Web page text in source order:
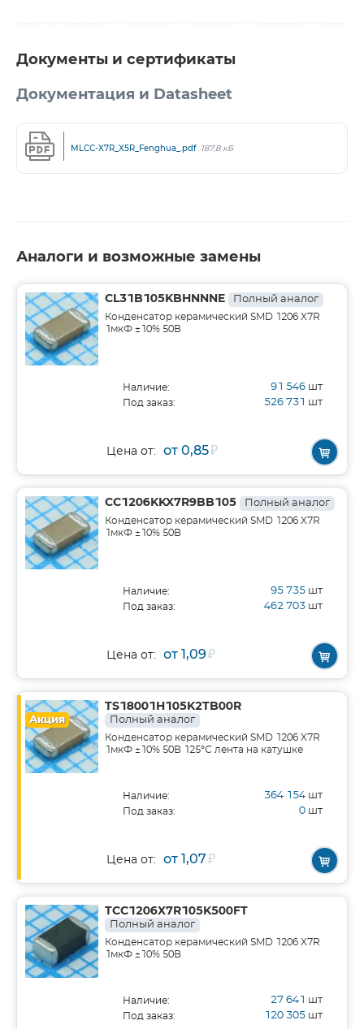
Документы и сертификаты
Документация и Datasheet
MLCC-X7R_X5R_Fenghua_.pdf 187,8 кБ
Аналоги и возможные замены
CL31B105KBHNNNE Полный аналог
Конденсатор керамический SMD 1206 X7R
1мкФ ±10% 50В
Наличие: 91 546 шт
Под заказ: 526 731 шт
Цена от: от 0,85₽
CC1206KKX7R9BB105 Полный аналог
Конденсатор керамический SMD 1206 X7R
1мкФ ±10% 50В
Наличие: 95 735 шт
Под заказ: 462 703 шт
Цена от: от 1,09₽
Акция
TS18001H105K2TB00R
Полный аналог
Конденсатор керамический SMD 1206 X7R
1мкФ ±10% 50В 125°С лента на катушке
Наличие: 364 154 шт
Под заказ: 0 шт
Цена от: от 1,07₽
TCC1206X7R105K500FT
Полный аналог
Конденсатор керамический SMD 1206 X7R
1мкФ ±10% 50В
Наличие: 27 641 шт
Под заказ: 120 305 шт